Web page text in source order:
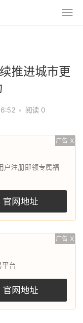
推进城市更
• 阅读 0
广告 X
户注册即领专属福
官网地址
广告 X
台
官网地址